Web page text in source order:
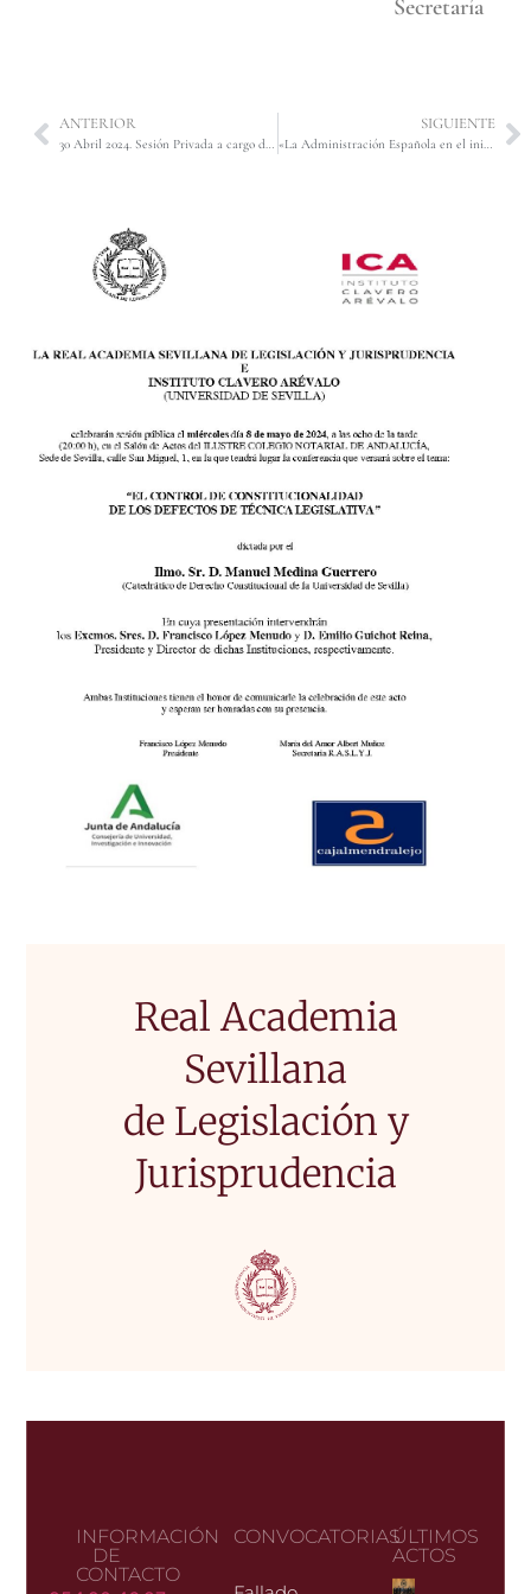
Secretaría
ANTERIOR
30 Abril 2024. Sesión Privada a cargo del Ilmo. Sr. D. Ángel Manuel López y López, ponencia titulada «JUEZ, LEY, DISCRECIONALIDAD». Dará comienzo a las 19:00 horas.
SIGUIENTE
«La Administración Española en el inicio de la modernidad», del Excmo. Sr. D. Tomás-Ramón Fernández Rodríguez.
Real Academia
Sevillana
de Legislación y
Jurisprudencia
INFORMACIÓN
DE
CONTACTO
CONVOCATORIASÚLTIMOS
ACTOS